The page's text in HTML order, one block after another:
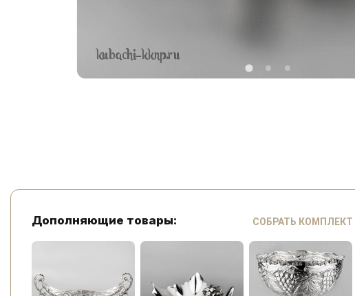
Дополняющие товары: СОБРАТЬ КОМПЛЕКТ